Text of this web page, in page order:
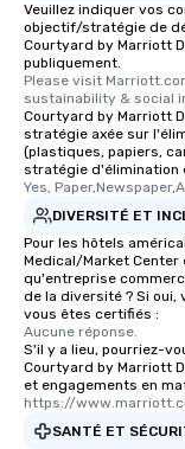
Veuillez indiquer vos
objectif/stratégie de
Courtyard by Marriott
publiquement.
Please visit
sustainability & social
Courtyard by Marriott
stratégie axée sur
(plastiques, papiers,
stratégie d'élimination
Yes,
DIVERSITÉ ET
Pour les hôtels
Medical/Market
qu'entreprise
de la diversité ? Si oui,
vous êtes certifiés :
Aucune réponse.
S'il y a lieu, pourriez-
Courtyard by Marriott
et engagements en
https://
SANTÉ ET